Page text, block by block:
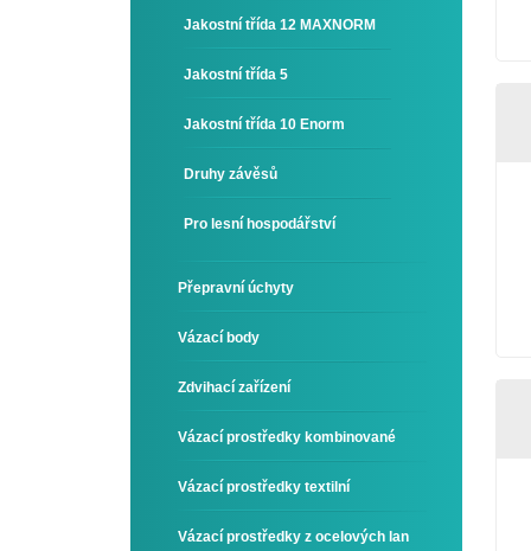
Jakostní třída 12 MAXNORM
Jakostní třída 5
Jakostní třída 10 Enorm
Druhy závěsů
Pro lesní hospodářství
Přepravní úchyty
Vázací body
Zdvihací zařízení
Vázací prostředky kombinované
Vázací prostředky textilní
Vázací prostředky z ocelových lan